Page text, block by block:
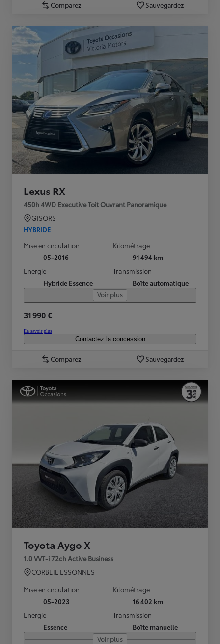
Comparez Sauvegardez
Lexus RX
450h 4WD Executive Toit Ouvrant Panoramique
GISORS
HYBRIDE
Mise en circulation
05-2016
Kilométrage
91 494 km
Energie
Hybride Essence
Transmission
Boîte automatique
Voir plus
31 990 €
En savoir plus
Contactez la concession
Comparez Sauvegardez
Toyota Aygo X
1.0 VVT-i 72ch Active Business
CORBEIL ESSONNES
Mise en circulation
05-2023
Kilométrage
16 402 km
Energie
Essence
Transmission
Boîte manuelle
Voir plus